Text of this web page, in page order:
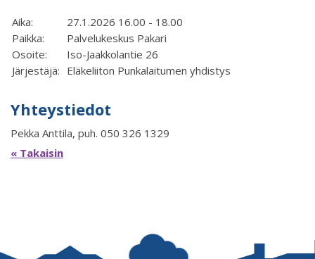
Aika:
27.1.2026 16.00 - 18.00
Paikka:
Palvelukeskus Pakari
Osoite:
Iso-Jaakkolantie 26
Järjestäjä: Eläkeliiton Punkalaitumen yhdistys
Yhteystiedot
Pekka Anttila, puh. 050 326 1329
« Takaisin